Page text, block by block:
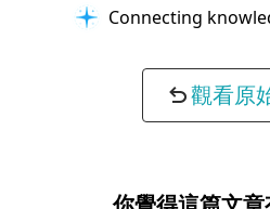
Connecting
觀看原